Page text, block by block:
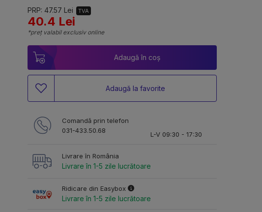
PRP: 47.57 Lei TVA
40.4 Lei
*preț valabil exclusiv online
Adaugă în coș
Adaugă la favorite
Comandă prin telefon
031-433.50.68
L-V 09:30 - 17:30
Livrare în România
Livrare în 1-5 zile lucrătoare
Ridicare din Easybox
Livrare în 1-5 zile lucrătoare